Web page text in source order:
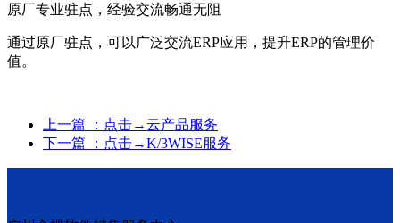
原厂专业驻点，经验交流畅通无阻
通过原厂驻点，可以广泛交流ERP应用，提升ERP的管理价
值。
上一篇
：点击→云产品服务
下一篇
：点击→K/3WISE服务